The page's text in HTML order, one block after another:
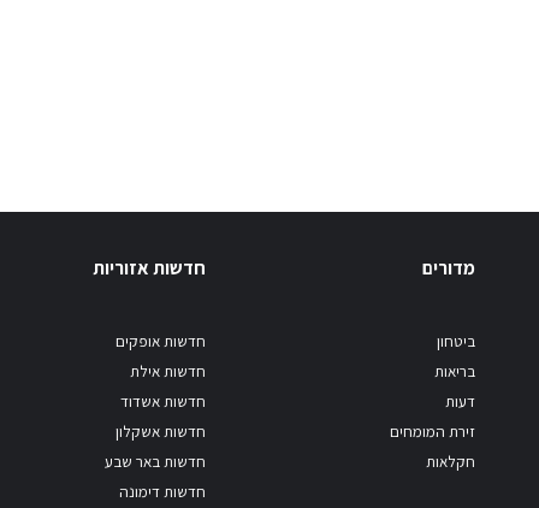
מדורים
ביטחון
בריאות
דעות
זירת המומחים
חקלאות
חדשות אזוריות
חדשות אופקים
חדשות אילת
חדשות אשדוד
חדשות אשקלון
חדשות באר שבע
חדשות דימונה